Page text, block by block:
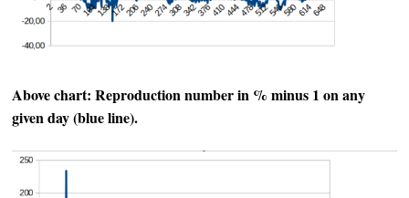
Above chart: Reproduction number in % minus 1 on any
given day (blue line).